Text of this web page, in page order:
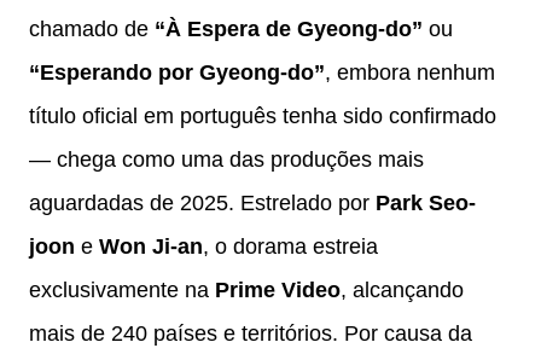
chamado de “À Espera de Gyeong-do” ou
“Esperando por Gyeong-do”, embora nenhum
título oficial em português tenha sido confirmado
— chega como uma das produções mais
aguardadas de 2025. Estrelado por Park Seo-
joon e Won Ji-an, o dorama estreia
exclusivamente na Prime Video, alcançando
mais de 240 países e territórios. Por causa da